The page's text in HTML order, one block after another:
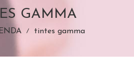
GAMMA
tintes gamma